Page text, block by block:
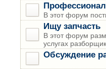
В этот форум
Ищу запчасть
В этот форум
услугах
Обсуждение